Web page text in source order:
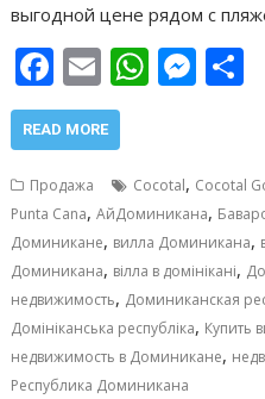
выгодной цене рядом с
F
ac
e
b
o
o
k
E
m
ai
W
s
A
p
p
M
e
n
g
er
а
в
т
READ MORE
Продажа Cocotal, Cocotal
Punta Cana,АйДоминикана,
Доминикане, вилла Доминикана,
Доминикана, вілла в домінікані,
недвижимость, Доминиканская
Домініканська республіка, Купить
недвижимость в Доминикане,
Республика Доминикана